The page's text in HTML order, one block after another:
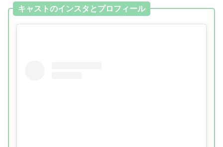
キャストのインスタとプロフィール